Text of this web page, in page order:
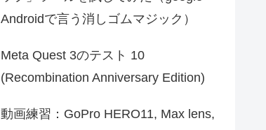
Androidで言う消しゴムマジック）
Meta Quest 3のテスト 10
(Recombination Anniversary Edition)
動画練習：GoPro HERO11, Max lens,